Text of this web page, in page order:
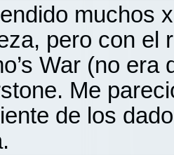
muchos
pero con el
War (no era
Me
de los